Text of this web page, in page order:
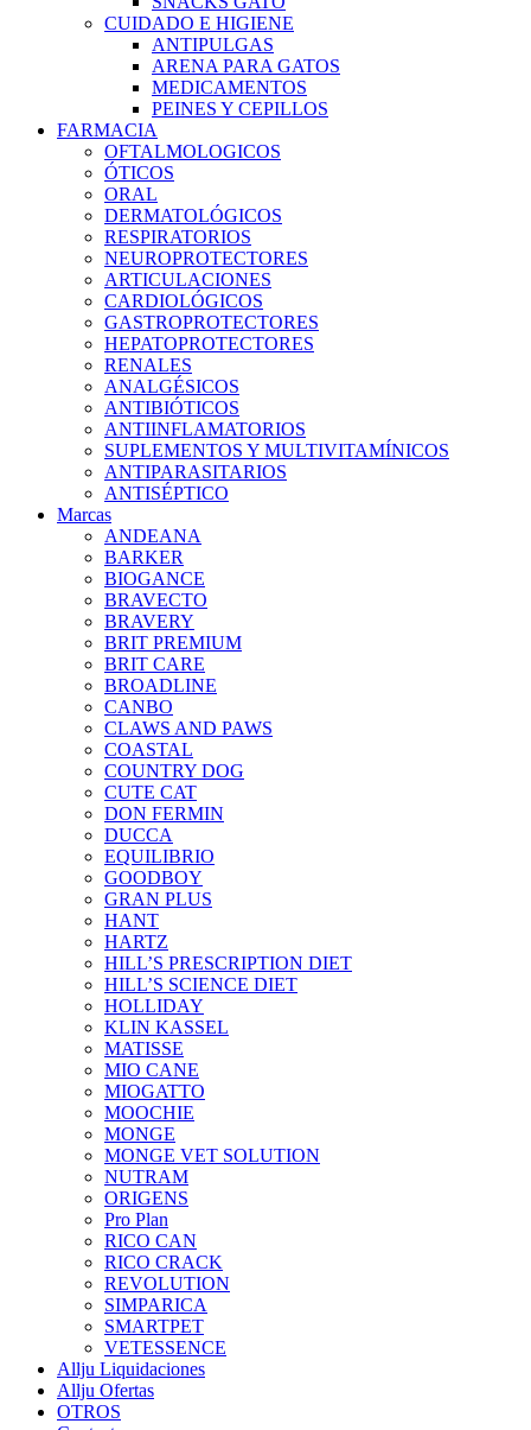
CUIDADO E HIGIENE
ANTIPULGAS
ARENA PARA GATOS
MEDICAMENTOS
PEINES Y CEPILLOS
FARMACIA
OFTALMOLOGICOS
ÓTICOS
ORAL
DERMATOLÓGICOS
RESPIRATORIOS
NEUROPROTECTORES
ARTICULACIONES
CARDIOLÓGICOS
GASTROPROTECTORES
HEPATOPROTECTORES
RENALES
ANALGÉSICOS
ANTIBIÓTICOS
ANTIINFLAMATORIOS
SUPLEMENTOS Y MULTIVITAMÍNICOS
ANTIPARASITARIOS
ANTISÉPTICO
Marcas
ANDEANA
BARKER
BIOGANCE
BRAVECTO
BRAVERY
BRIT PREMIUM
BRIT CARE
BROADLINE
CANBO
CLAWS AND PAWS
COASTAL
COUNTRY DOG
CUTE CAT
DON FERMIN
DUCCA
EQUILIBRIO
GOODBOY
GRAN PLUS
HANT
HARTZ
HILL’S PRESCRIPTION DIET
HILL’S SCIENCE DIET
HOLLIDAY
KLIN KASSEL
MATISSE
MIO CANE
MIOGATTO
MOOCHIE
MONGE
MONGE VET SOLUTION
NUTRAM
ORIGENS
Pro Plan
RICO CAN
RICO CRACK
REVOLUTION
SIMPARICA
SMARTPET
VETESSENCE
Allju Liquidaciones
Allju Ofertas
OTROS